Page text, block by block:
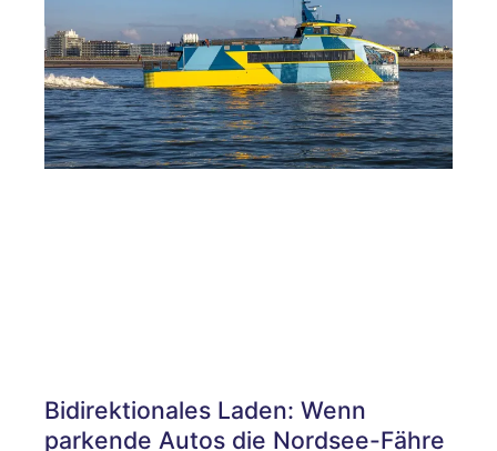
Bidirektionales Laden: Wenn
parkende Autos die Nordsee-Fähre